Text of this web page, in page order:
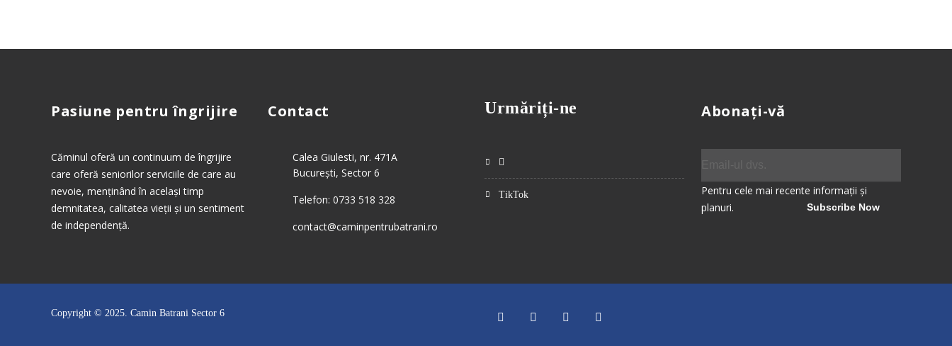
Pasiune pentru îngrijire
Căminul oferă un continuum de îngrijire
care oferă seniorilor serviciile de care au
nevoie, menținând în același timp
demnitatea, calitatea vieții și un sentiment
de independență.
Contact
Calea Giulesti, nr. 471A
București, Sector 6
Telefon: 0733 518 328
contact@caminpentrubatrani.ro
Urmăriți-ne
TikTok
Abonați-vă
Pentru cele mai recente informații și
planuri.
Copyright © 2025. Camin Batrani Sector 6